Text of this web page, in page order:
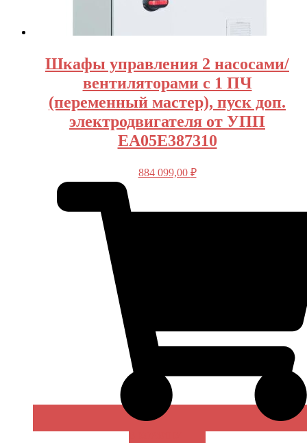
Шкафы управления 2 насосами/
вентиляторами с 1 ПЧ
(переменный мастер), пуск доп.
электродвигателя от УПП
EA05E387310
884 099,00 ₽